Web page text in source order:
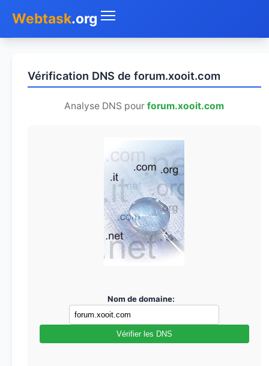
Webtask.org
Whois
Vérification DNS de forum.xooit.com
Analyse DNS pourforum.xooit.com
Nom de domaine:
Vérifier les DNS